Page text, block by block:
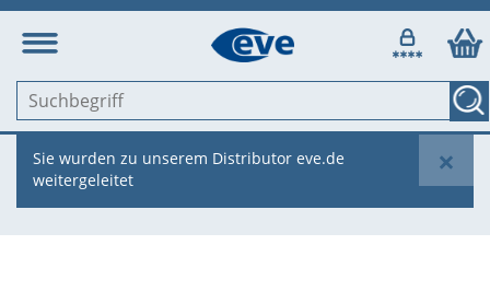
×
Sie wurden zu unserem Distributor eve.de
weitergeleitet